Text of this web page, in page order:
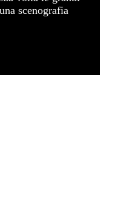
scenografia